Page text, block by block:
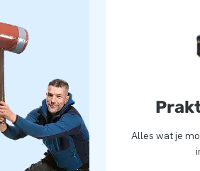
en service
en de beste materialen. Onze
iets mis met je inflatable? Dan staat ons
garantie op het materiaal en de
tot en met de levering: wij
Alles wat je